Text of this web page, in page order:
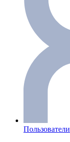
Пользователи